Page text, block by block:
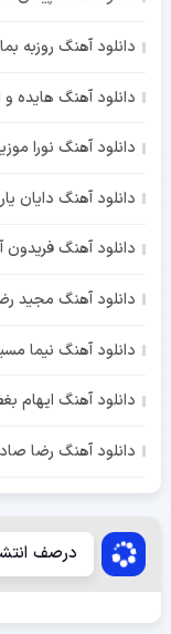
دانلود آهنگ روزبه
دانلود آهنگ هایده
دانلود آهنگ نورا
دانلود آهنگ دایان
دانلود آهنگ فریدون
دانلود آهنگ مجید
دانلود آهنگ نیما
دانلود آهنگ ایهام
دانلود آهنگ رضا
درصف